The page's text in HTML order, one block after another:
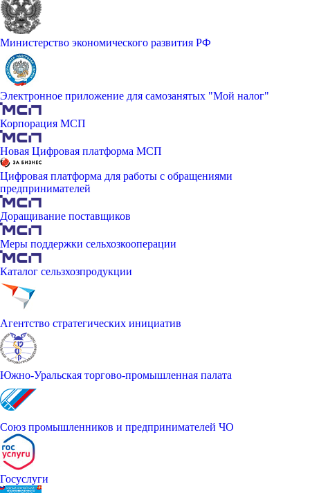
Министерство экономического развития РФ
Электронное приложение для самозанятых "Мой налог"
Корпорация МСП
Новая Цифровая платформа МСП
Цифровая платформа для работы с обращениями
предпринимателей
Доращивание поставщиков
Меры поддержки сельхозкооперации
Каталог сельзхозпродукции
Агентство стратегических инициатив
Южно-Уральская торгово-промышленная палата
Союз промышленников и предпринимателей ЧО
Госуслуги